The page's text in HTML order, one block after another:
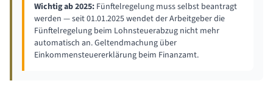
Wichtig ab 2025: Fünftelregelung muss selbst beantragt
werden — seit 01.01.2025 wendet der Arbeitgeber die
Fünftelregelung beim Lohnsteuerabzug nicht mehr
automatisch an. Geltendmachung über
Einkommensteuererklärung beim Finanzamt.